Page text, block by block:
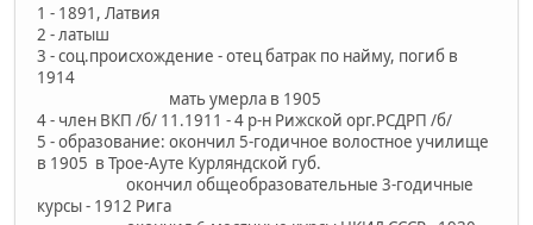
1 - 1891, Латвия
2 - латыш
3 - соц.происхождение - отец батрак по найму, погиб в
1914
мать умерла в 1905
4 - член ВКП /б/ 11.1911 - 4 р-н Рижской орг.РСДРП /б/
5 - образование: окончил 5-годичное волостное училище
в 1905 в Трое-Ауте Курляндской губ.
окончил общеобразовательные 3-годичные
курсы - 1912 Рига